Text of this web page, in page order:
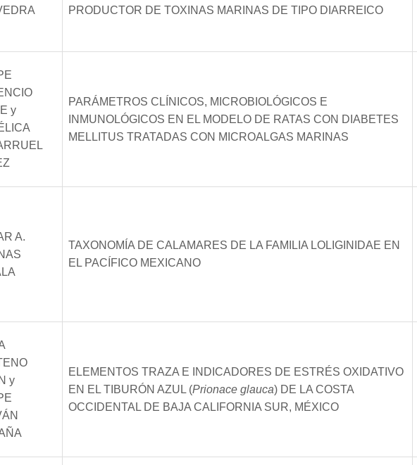
PRODUCTOR DE TOXINAS MARINAS DE TIPO DIARREICO
y
PARÁMETROS CLÍNICOS, MICROBIOLÓGICOS E
INMUNOLÓGICOS EN EL MODELO DE RATAS CON DIABETES
MELLITUS TRATADAS CON MICROALGAS MARINAS
A.
TAXONOMÍA DE CALAMARES DE LA FAMILIA LOLIGINIDAE EN
EL PACÍFICO MEXICANO
y
ELEMENTOS TRAZA E INDICADORES DE ESTRÉS OXIDATIVO
EN EL TIBURÓN AZUL (Prionace glauca) DE LA COSTA
OCCIDENTAL DE BAJA CALIFORNIA SUR, MÉXICO